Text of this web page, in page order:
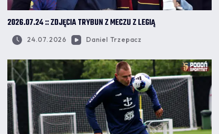
2026.07.24 :: ZDJĘCIA TRYBUN Z MECZU Z LEGIĄ
24.07.2026 Daniel Trzepacz